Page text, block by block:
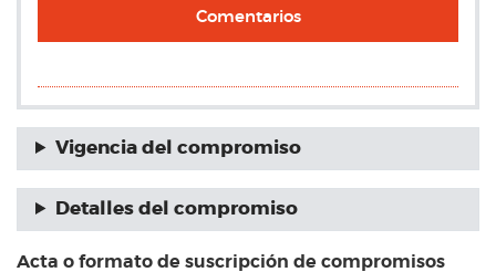
Comentarios
Vigencia del compromiso
Detalles del compromiso
Acta o formato de suscripción de compromisos